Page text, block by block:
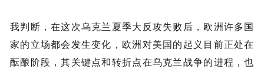
我判断，在这次乌克兰夏季大反攻失败后，欧洲许多国
家的立场都会发生变化，欧洲对美国的起义目前正处在
酝酿阶段，其关键点和转折点在乌克兰战争的进程，也